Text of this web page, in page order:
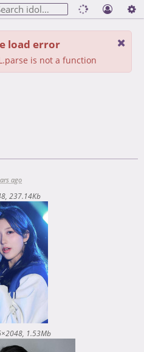
ago
237.14Kb
1.53Mb
load error
is not a function